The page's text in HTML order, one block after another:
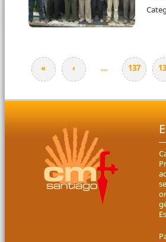
Páginas
« ‹ … 137